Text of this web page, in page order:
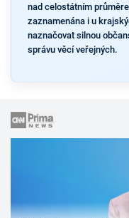
nad celostátním
zaznamenána i u
naznačovat silnou
správu věcí veřejných.